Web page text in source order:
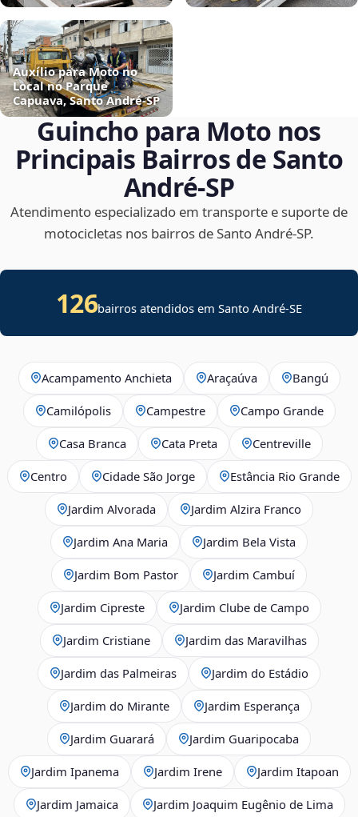
Auxílio para Moto no
Local no Parque
Capuava, Santo André‑SP
Guincho para Moto nos
Principais Bairros de Santo
André‑SP
Atendimento especializado em transporte e suporte de
motocicletas nos bairros de Santo André‑SP.
126bairros atendidos emSanto André-SE
Acampamento Anchieta Araçaúva Bangú
Camilópolis Campestre Campo Grande
Casa Branca Cata Preta Centreville
Centro Cidade São Jorge Estância Rio Grande
Jardim Alvorada Jardim Alzira Franco
Jardim Ana Maria Jardim Bela Vista
Jardim Bom Pastor Jardim Cambuí
Jardim Cipreste Jardim Clube de Campo
Jardim Cristiane Jardim das Maravilhas
Jardim das Palmeiras Jardim do Estádio
Jardim do Mirante Jardim Esperança
Jardim Guarará Jardim Guaripocaba
Jardim Ipanema Jardim Irene Jardim Itapoan
Jardim Jamaica Jardim Joaquim Eugênio de Lima